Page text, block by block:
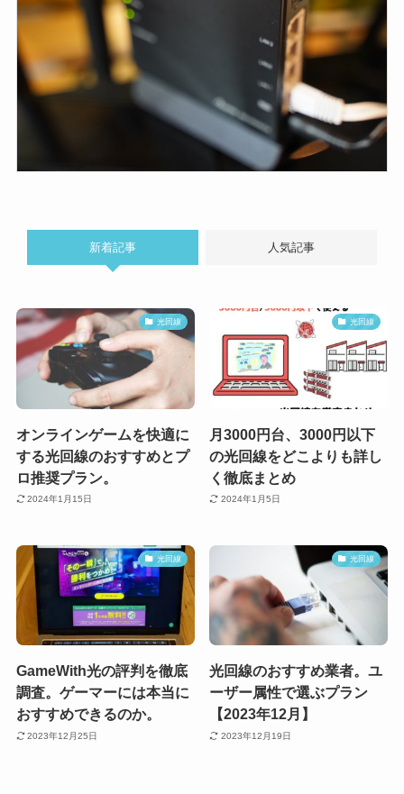
新着記事 人気記事
光回線
オンラインゲームを快適に
する光回線のおすすめとプ
ロ推奨プラン。
2024年1月15日
光回線
月3000円台、3000円以下
の光回線をどこよりも詳し
く徹底まとめ
2024年1月5日
光回線
GameWith光の評判を徹底
調査。ゲーマーには本当に
おすすめできるのか。
2023年12月25日
光回線
光回線のおすすめ業者。ユ
ーザー属性で選ぶプラン
【2023年12月】
2023年12月19日